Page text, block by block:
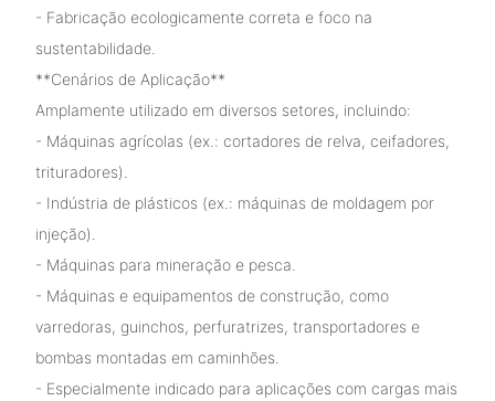
- Fabricação ecologicamente correta e foco na
sustentabilidade.
**Cenários de Aplicação**
Amplamente utilizado em diversos setores, incluindo:
- Máquinas agrícolas (ex.: cortadores de relva, ceifadores,
trituradores).
- Indústria de plásticos (ex.: máquinas de moldagem por
injeção).
- Máquinas para mineração e pesca.
- Máquinas e equipamentos de construção, como
varredoras, guinchos, perfuratrizes, transportadores e
bombas montadas em caminhões.
- Especialmente indicado para aplicações com cargas mais